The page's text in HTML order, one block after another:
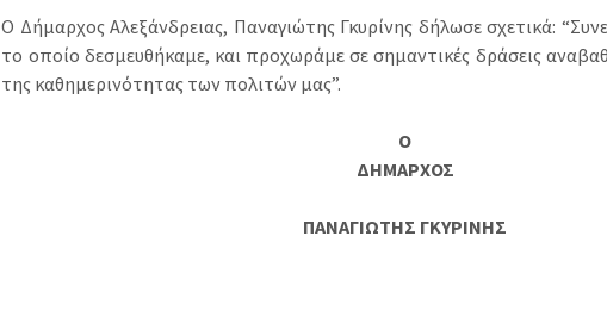
Ο Δήμαρχος Αλεξάνδρειας, Παναγιώτης Γκυρίνης δήλωσε σχετικά:
το οποίο δεσμευθήκαμε, και προχωράμε σε σημαντικές δράσεις
της καθημερινότητας των πολιτών μας”.
Ο
ΔΗΜΑΡΧΟΣ
ΠΑΝΑΓΙΩΤΗΣ ΓΚΥΡΙΝΗΣ